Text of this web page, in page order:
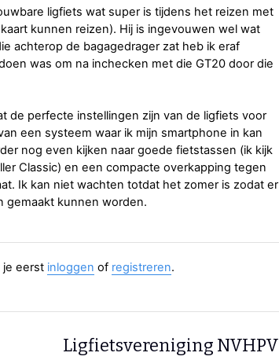
ligfiets wat super is tijdens het reizen met
kunnen reizen). Hij is ingevouwen wel wat
achterop de bagagedrager zat heb ik eraf
was om na inchecken met die GT20 door die
de perfecte instellingen zijn van de ligfiets voor
een systeem waar ik mijn smartphone in kan
nog even kijken naar goede fietstassen (ik kijk
Classic) en een compacte overkapping tegen
Ik kan niet wachten totdat het zomer is zodat er
gemaakt kunnen worden.
je eerst inloggen of registreren.
Ligfietsvereniging NVHPV